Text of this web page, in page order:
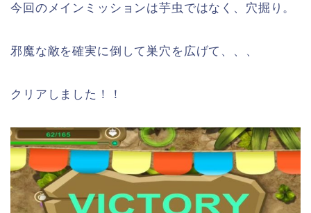
今回のメインミッションは芋虫ではなく、穴掘り。
邪魔な敵を確実に倒して巣穴を広げて、、、
クリアしました！！